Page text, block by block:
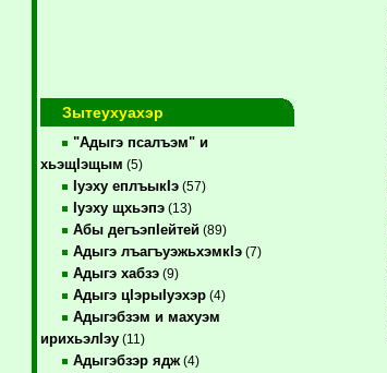
Зытеухуахэр
"Адыгэ псалъэм" и
хьэщIэщым (5)
Iуэху еплъыкIэ(57)
Iуэху щхьэпэ(13)
Абы дегъэпIейтей(89)
Адыгэ лъагъуэжьхэмкIэ(7)
Адыгэ хабзэ(9)
Адыгэ цIэрыIуэхэр(4)
Адыгэбзэм и махуэм
ирихьэлIэу(11)
Адыгэбзэр ядж(4)